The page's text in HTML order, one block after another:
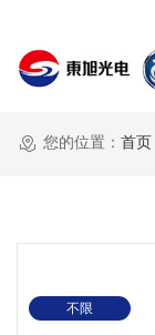
您的位置： 首页
不限